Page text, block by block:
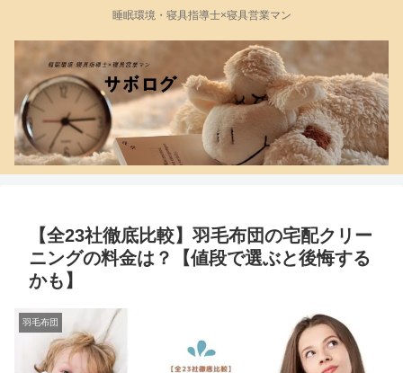
睡眠環境・寝具指導士×寝具営業マン
【全23社徹底比較】羽毛布団の宅配クリー
ニングの料金は？【値段で選ぶと後悔する
かも】
羽毛布団